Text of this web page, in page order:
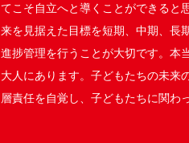
てこそ自立へと導くことができると
来を見据えた目標を短期、中期、長
進捗管理を行うことが大切です。本
大人にあります。子どもたちの未来
層責任を自覚し、子どもたちに関わ